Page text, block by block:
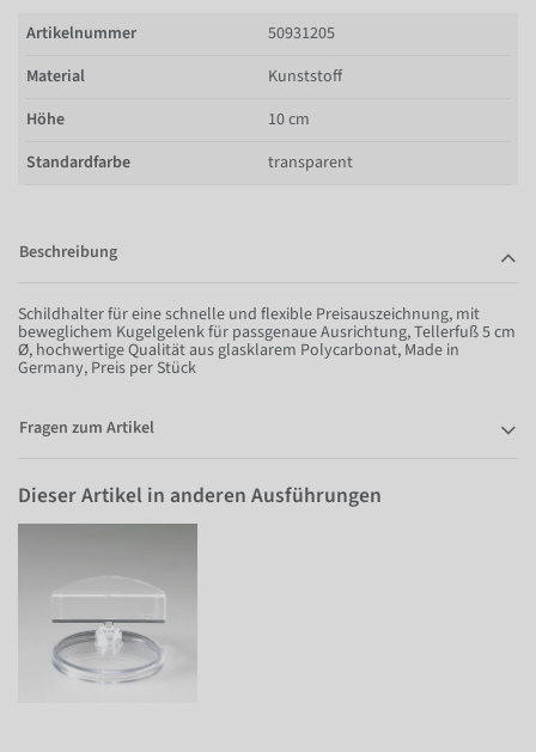
Artikelnummer
50931205
Material
Kunststoff
Höhe
10 cm
Standardfarbe
transparent
Beschreibung
Schildhalter für eine schnelle und flexible Preisauszeichnung, mit
beweglichem Kugelgelenk für passgenaue Ausrichtung, Tellerfuß 5 cm
Ø, hochwertige Qualität aus glasklarem Polycarbonat, Made in
Germany, Preis per Stück
Fragen zum Artikel
Dieser Artikel in anderen Ausführungen